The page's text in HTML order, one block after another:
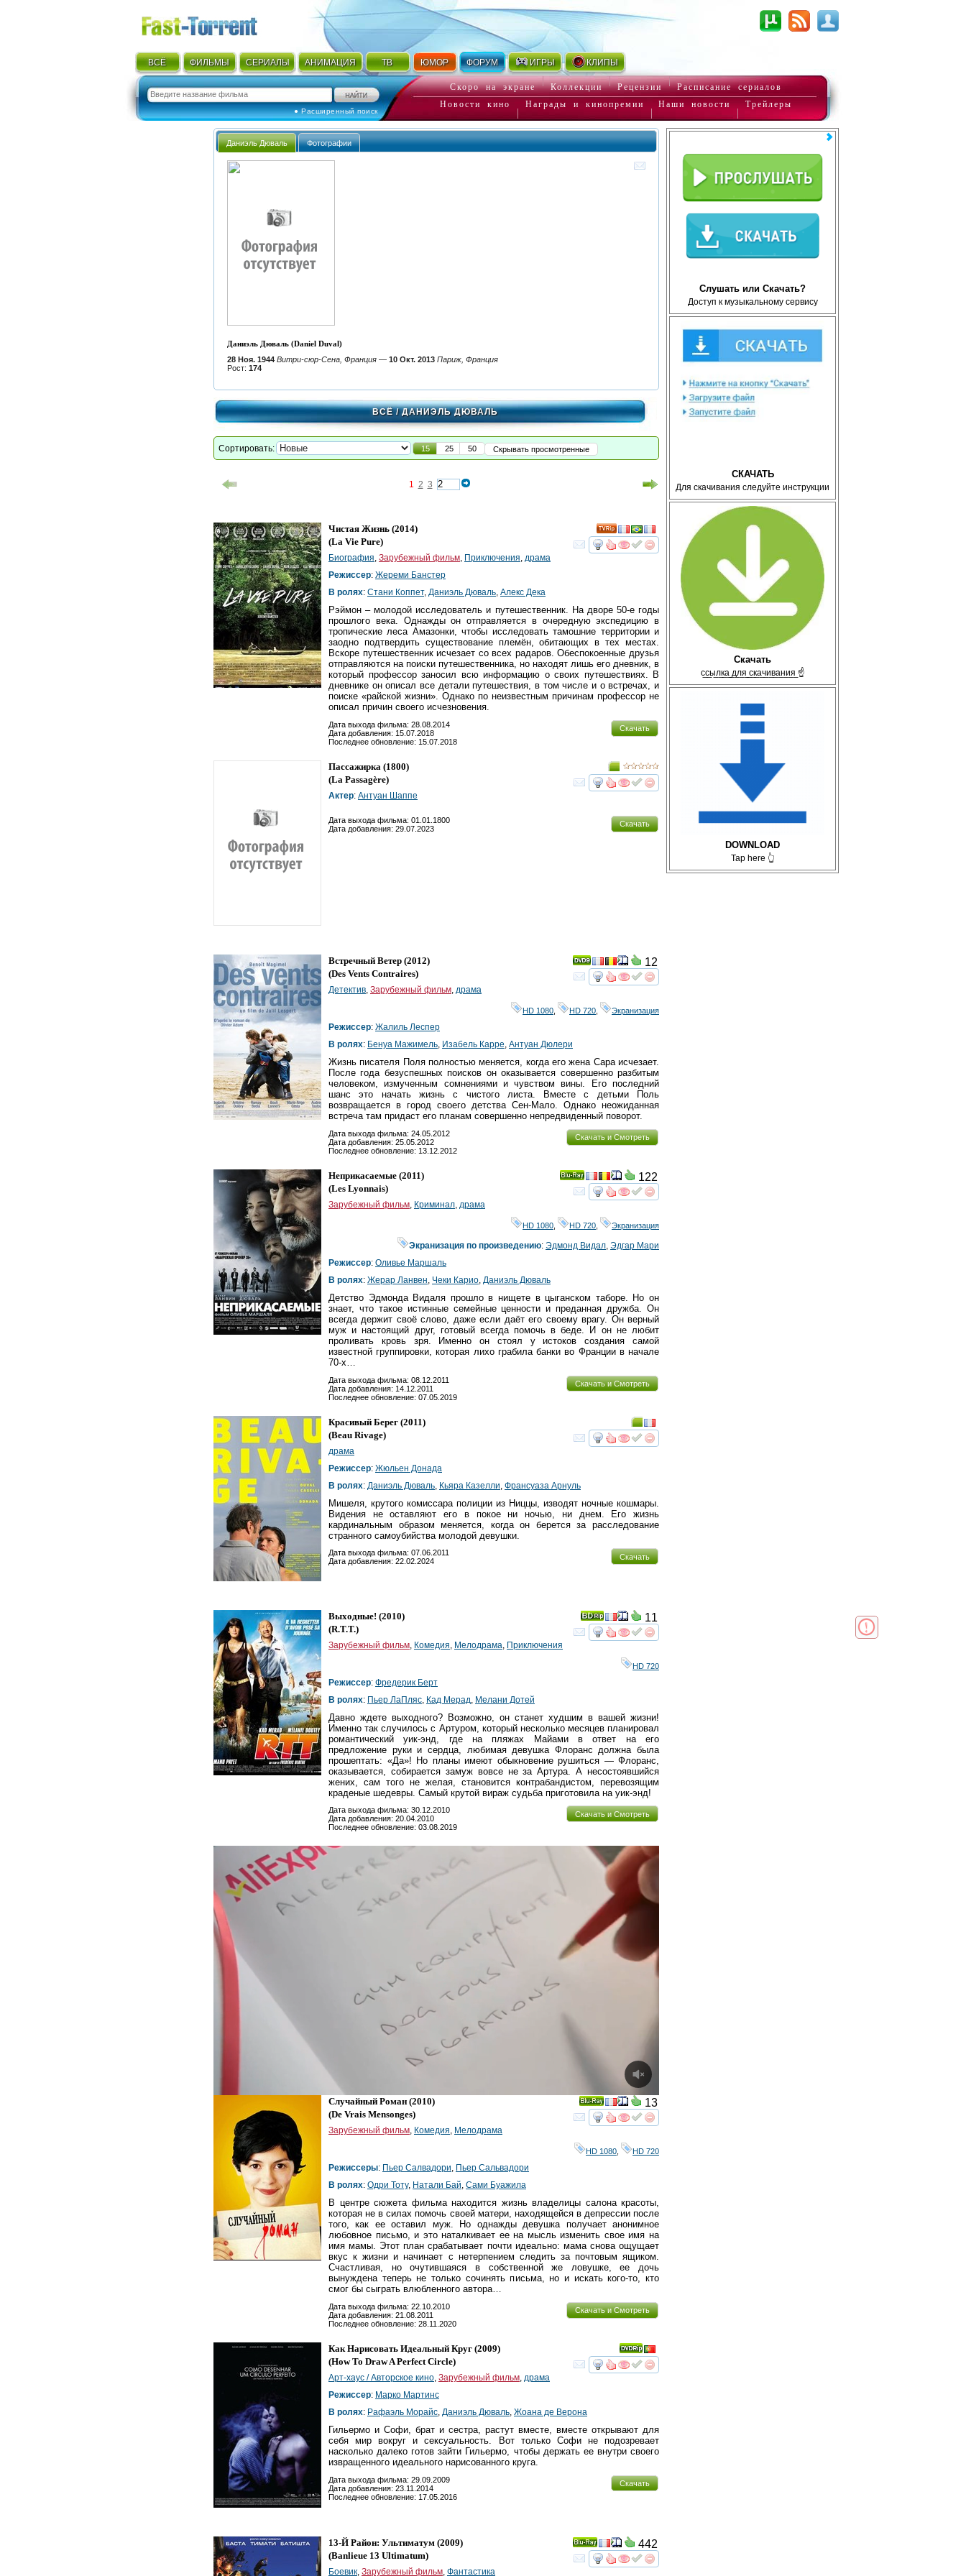
ВСЁ ФИЛЬМЫ СЕРИАЛЫ АНИМАЦИЯ ТВ ЮМОР ФОРУМ ИГРЫ КЛИПЫ
● Расширенный поиск
Скоро на экране Коллекции Рецензии
Расписание сериалов
Новости кино
Награды и кинопремии Наши новости Трейлеры
Слушать или Скачать?
Доступ к музыкальному сервису
СКАЧАТЬ
Для скачивания следуйте инструкции
Скачать
с̲с̲ы̲л̲к̲а̲ ̲д̲л̲я̲ ̲с̲к̲а̲ч̲и̲в̲а̲н̲и̲я̲ ☝
DOWNLOAD
Tap here 👆
Даниэль Дюваль Фотографии
Даниэль Дюваль (Daniel Duval)
28 Ноя. 1944 Витри-сюр-Сена, Франция— 10 Окт. 2013 Париж, Франция
Рост: 174
ВСЁ/ ДАНИЭЛЬ ДЮВАЛЬ
Сортировать: 15 25 50 Скрывать просмотренные
1 2 3
смотретьинтересует
Чистая Жизнь (2014)
(La Vie Pure)
Биография, Зарубежный фильм, Приключения, драма
Режиссер: Жереми Банстер
В ролях: Стани Коппет, Даниэль Дюваль, Алекс Дека
Рэймон – молодой исследователь и путешественник. На дворе 50-е годы
прошлого века. Однажды он отправляется в очередную экспедицию в
тропические леса Амазонки, чтобы исследовать тамошние территории и
заодно подтвердить существование племён, обитающих в тех местах.
Вскоре путешественник исчезает со всех радаров. Обеспокоенные друзья
отправляются на поиски путешественника, но находят лишь его дневник, в
который профессор заносил всю информацию о своих путешествиях. В
дневнике он описал все детали путешествия, в том числе и о встречах, и
поиске «райской жизни». Однако по неизвестным причинам профессор не
описал причин своего исчезновения.
Скачать
Дата выхода фильма: 28.08.2014
Дата добавления: 15.07.2018
Последнее обновление: 15.07.2018
смотретьинтересует
Пассажирка (1800)
(La Passagère)
Актер: Антуан Шаппе
Скачать
Дата выхода фильма: 01.01.1800
Дата добавления: 29.07.2023
смотретьинтересует
12
Встречный Ветер (2012)
(Des Vents Contraires)
Детектив, Зарубежный фильм, драма
HD 1080 HD 720 Экранизация
Режиссер: Жалиль Леспер
В ролях: Бенуа Мажимель, Изабель Карре, Антуан Дюлери
Жизнь писателя Поля полностью меняется, когда его жена Сара исчезает.
После года безуспешных поисков он оказывается совершенно разбитым
человеком, измученным сомнениями и чувством вины. Его последний
шанс это начать жизнь с чистого листа. Вместе с детьми Поль
возвращается в город своего детства Сен-Мало. Однако неожиданная
встреча там придаст его планам совершенно непредвиденный поворот.
Скачать и Смотреть
Дата выхода фильма: 24.05.2012
Дата добавления: 25.05.2012
Последнее обновление: 13.12.2012
смотретьинтересует
122
Неприкасаемые (2011)
(Les Lyonnais)
Зарубежный фильм Криминал драма
HD 1080 HD 720 Экранизация
Экранизация по произведению: Эдмонд Видал Эдгар Мари
Режиссер: Оливье Маршаль
В ролях: Жерар Ланвен Чеки Карио Даниэль Дюваль
Детство Эдмонда Видаля прошло в нищете в цыганском таборе. Но он
знает, что такое истинные семейные ценности и преданная дружба. Он
всегда держит своё слово, даже если даёт его своему врагу. Он верный
муж и настоящий друг, готовый всегда помочь в беде. И он не любит
проливать кровь зря. Именно он стоял у истоков создания самой
известной группировки, которая лихо грабила банки во Франции в начале
70-х…
Скачать и Смотреть
Дата выхода фильма: 08.12.2011
Дата добавления: 14.12.2011
Последнее обновление: 07.05.2019
смотретьинтересует
Красивый Берег (2011)
(Beau Rivage)
драма
Режиссер: Жюльен Донада
В ролях: Даниэль Дюваль Кьяра Казелли Франсуаза Арнуль
Мишеля, крутого комиссара полиции из Ниццы, изводят ночные кошмары.
Видения не оставляют его в покое ни ночью, ни днем. Его жизнь
кардинальным образом меняется, когда он берется за расследование
странного самоубийства молодой девушки.
Скачать
Дата выхода фильма: 07.06.2011
Дата добавления: 22.02.2024
смотретьинтересует
11
Выходные! (2010)
(R.T.T.)
Зарубежный фильм Комедия Мелодрама Приключения
HD 720
Режиссер: Фредерик Берт
В ролях: Пьер ЛаПляс Кад Мерад Мелани Дотей
Давно ждете выходного? Возможно, он станет худшим в вашей жизни!
Именно так случилось с Артуром, который несколько месяцев планировал
романтический уик-энд, где на пляжах Майами в ответ на его
предложение руки и сердца, любимая девушка Флоранс должна была
прошептать: «Да»! Но планы имеют обыкновение рушиться — Флоранс,
оказывается, собирается замуж вовсе не за Артура. А несостоявшийся
жених, сам того не желая, становится контрабандистом, перевозящим
краденые шедевры. Самый крутой вираж судьба приготовила на уик-энд!
Скачать и Смотреть
Дата выхода фильма: 30.12.2010
Дата добавления: 20.04.2010
Последнее обновление: 03.08.2019
смотретьинтересует
Ray
13
Случайный Роман (2010)
(De Vrais Mensonges)
Зарубежный фильм, Комедия, Мелодрама
HD 1080 HD 720
Режиссеры: Пьер Салвадори, Пьер Сальвадори
В ролях: Одри Тоту, Натали Бай, Сами Буажила
B центре сюжета фильма находится жизнь владелицы салона красоты,
которая не в силах помочь своей матери, находящейся в депрессии после
того, как ее оставил муж. Но однажды девушка получает анонимное
любовное письмо, и это наталкивает ее на мысль изменить свое имя на
имя мамы. Этот план срабатывает почти идеально: мама снова ощущает
вкус к жизни и начинает с нетерпением следить за почтовым ящиком.
Счастливая, но очутившаяся в собственной же ловушке, ее дочь
вынуждена теперь не только сочинять письма, но и искать кого-то, кто
смог бы сыграть влюбленного автора…
Скачать и Смотреть
Дата выхода фильма: 22.10.2010
Дата добавления: 21.08.2011
Последнее обновление: 28.11.2020
смотретьинтересует
Как Нарисовать Идеальный Круг (2009)
(How To Draw A Perfect Circle)
Арт-хаус / Авторское кино, Зарубежный фильм, драма
Режиссер: Марко Мартинс
В ролях: Рафаэль Морайс, Даниэль Дюваль, Жоана де Верона
Гильермо и Софи, брат и сестра, растут вместе, вместе открывают для
себя мир вокруг и сексуальность. Вот только Софи не подозревает
насколько далеко готов зайти Гильермо, чтобы держать ее внутри своего
извращенного идеального нарисованного круга.
Скачать
Дата выхода фильма: 29.09.2009
Дата добавления: 23.11.2014
Последнее обновление: 17.05.2016
смотретьинтересует
Ray
442
13-Й Район: Ультиматум (2009)
(Banlieue 13 Ultimatum)
Боевик, Зарубежный фильм, Фантастика